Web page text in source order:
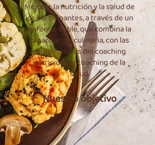
Mejorar la nutrición y la salud de
los participantes, a través de un
enfoque doble, que combina la
capacitación culinaria, con las
competencias del coaching
nutricional y coaching de la
salud.
Nuestro objetivo